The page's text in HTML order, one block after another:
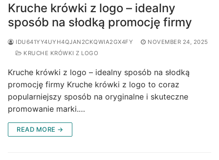
Kruche krówki z logo – idealny
sposób na słodką promocję firmy
IDU641YY4UYH4QJAN2CKQWIA2GX4FY
NOVEMBER 24, 2025
KRUCHE KRÓWKI Z LOGO
Kruche krówki z logo – idealny sposób na słodką
promocję firmy Kruche krówki z logo to coraz
popularniejszy sposób na oryginalne i skuteczne
promowanie marki.…
READ MORE →